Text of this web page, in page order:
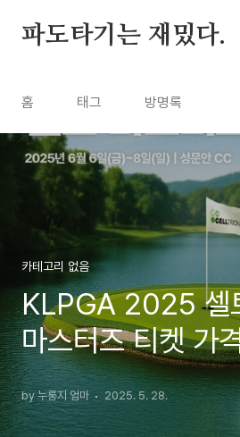
파도타기는 재밌다.
홈 태그 방명록
카테고리 없음
KLPGA 2025 셀
마스터즈 티켓 가
주차장 셔틀, 대회
by 누룽지 엄마 2025. 5. 28.